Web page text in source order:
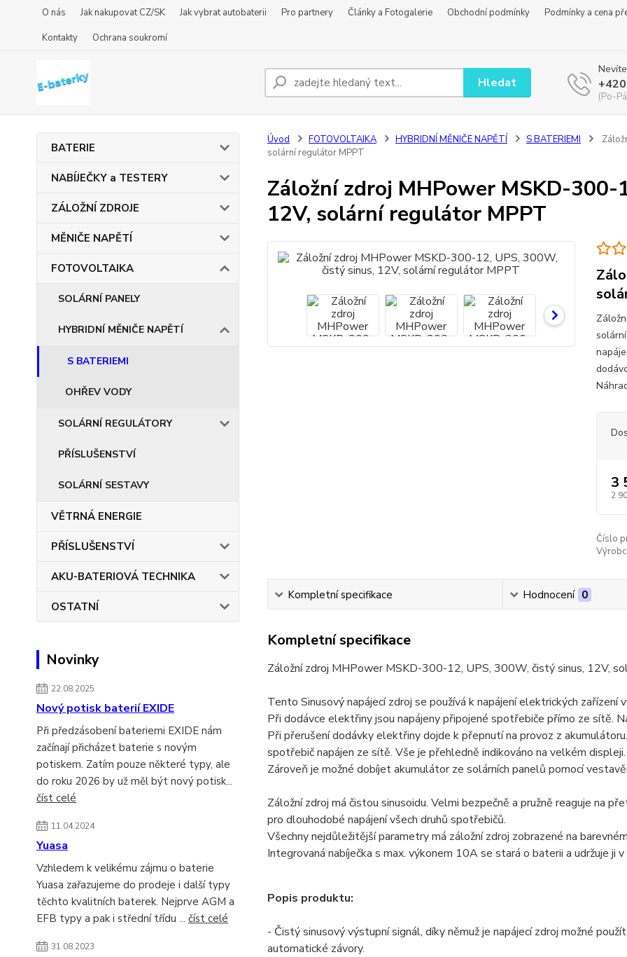
O nás Jak nakupovat CZ/SK Jak vybrat autobaterii Pro partnery Články a Fotogalerie Obchodní podmínky
Podmínky a cena
Kontakty
Ochrana soukromí
Hledat
(Po-
BATERIE
NABÍJEČKY a TESTERY
ZÁLOŽNÍ ZDROJE
MĚNIČE NAPĚTÍ
FOTOVOLTAIKA
SOLÁRNÍ PANELY
HYBRIDNÍ MĚNIČE NAPĚTÍ
S BATERIEMI
OHŘEV VODY
SOLÁRNÍ REGULÁTORY
PŘÍSLUŠENSTVÍ
SOLÁRNÍ SESTAVY
VĚTRNÁ ENERGIE
PŘÍSLUŠENSTVÍ
AKU-BATERIOVÁ TECHNIKA
OSTATNÍ
Novinky
22.08.2025
Nový potisk baterií EXIDE
Při předzásobení bateriemi EXIDE nám
začínají přicházet baterie s novým
potiskem. Zatím pouze některé typy, ale
do roku 2026 by už měl být nový potisk...
číst celé
11.04.2024
Yuasa
Vzhledem k velikému zájmu o baterie
Yuasa zařazujeme do prodeje i další typy
těchto kvalitních baterek. Nejprve AGM a
EFB typy a pak i střední třídu ... číst celé
31.08.2023
Úvod FOTOVOLTAIKA HYBRIDNÍ MĚNIČE NAPĚTÍ S BATERIEMI
solární regulátor MPPT
Záložní zdroj MHPower MSKD-300-
12V, solární regulátor MPPT
3
2
Číslo
Kompletní specifikace Hodnocení 0
Kompletní specifikace
Záložní zdroj MHPower MSKD-300-12, UPS, 300W, čistý sinus, 12V,
Tento Sinusový napájecí zdroj se používá k napájení elektrických zařízení
Při dodávce elektřiny jsou napájeny připojené spotřebiče přímo ze sítě.
Při přerušení dodávky elektřiny dojde k přepnutí na provoz z
spotřebič napájen ze sítě. Vše je přehledně indikováno na velkém displeji.
Zároveň je možné dobíjet akumulátor ze solárních panelů pomocí
Záložní zdroj má čistou sinusoidu. Velmi bezpečně a pružně reaguje na
pro dlouhodobé napájení všech druhů spotřebičů.
Všechny nejdůležitější parametry má záložní zdroj zobrazené na
Integrovaná nabíječka s max. výkonem 10A se stará o baterii a udržuje ji
Popis produktu:
- Čistý sinusový výstupní signál, díky němuž je napájecí zdroj možné
automatické závory.